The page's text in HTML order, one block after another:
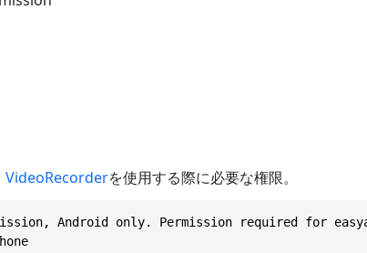
VideoRecorderを使用する際に必要な権限。
Android only. Permission required for